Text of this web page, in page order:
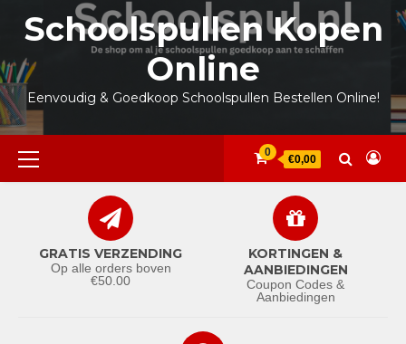
inhoud
Schoolspullen Kopen
Online
Eenvoudig & Goedkoop Schoolspullen Bestellen Online!
Primair
menu
0
€0,00
GRATIS VERZENDING
Op alle orders boven
€50.00
KORTINGEN &
AANBIEDINGEN
Coupon Codes &
Aanbiedingen